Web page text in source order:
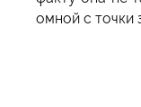
омной с точки